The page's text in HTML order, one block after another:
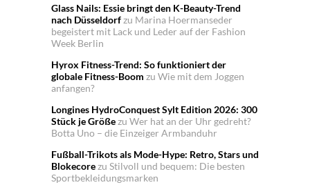
Glass Nails: Essie bringt den K-Beauty-Trend
nach Düsseldorfzu Marina Hoermanseder
begeistert mit Lack und Leder auf der Fashion
Week Berlin
Hyrox Fitness-Trend: So funktioniert der
globale Fitness-Boom zu Wie mit dem Joggen
anfangen?
Longines HydroConquest Sylt Edition 2026: 300
Stück je Größezu Wer hat an der Uhr gedreht?
Botta Uno – die Einzeiger Armbanduhr
Fußball-Trikots als Mode-Hype: Retro, Stars und
Blokecorezu Stilvoll und bequem: Die besten
Sportbekleidungsmarken